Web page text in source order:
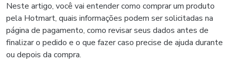
Neste artigo, você vai entender como comprar um produto
pela Hotmart, quais informações podem ser solicitadas na
página de pagamento, como revisar seus dados antes de
finalizar o pedido e o que fazer caso precise de ajuda durante
ou depois da compra.